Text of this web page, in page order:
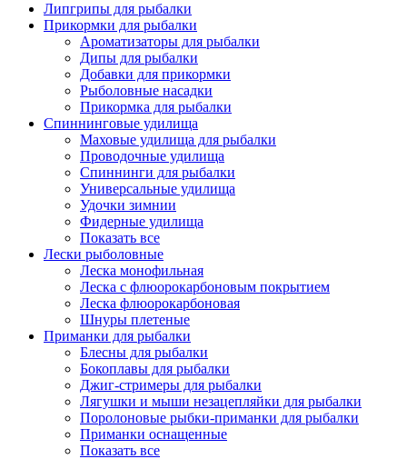
Липгрипы для рыбалки
Прикормки для рыбалки
Ароматизаторы для рыбалки
Дипы для рыбалки
Добавки для прикормки
Рыболовные насадки
Прикормка для рыбалки
Спиннинговые удилища
Маховые удилища для рыбалки
Проводочные удилища
Спиннинги для рыбалки
Универсальные удилища
Удочки зимнии
Фидерные удилища
Показать все
Лески рыболовные
Леска монофильная
Леска с флюорокарбоновым покрытием
Леска флюорокарбоновая
Шнуры плетеные
Приманки для рыбалки
Блесны для рыбалки
Бокоплавы для рыбалки
Джиг-стримеры для рыбалки
Лягушки и мыши незацепляйки для рыбалки
Поролоновые рыбки-приманки для рыбалки
Приманки оснащенные
Показать все